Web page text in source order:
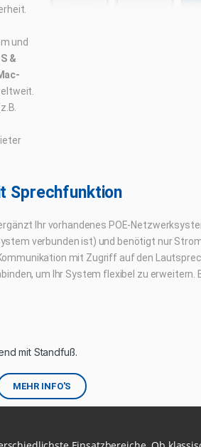
und
&
Sprechfunktion
Ihr vorhandenes POE-
verbunden ist) und benötigt nur
mit Zugriff auf den
um Ihr System flexibel zu
mit Standfuß.
MEHR INFO'S